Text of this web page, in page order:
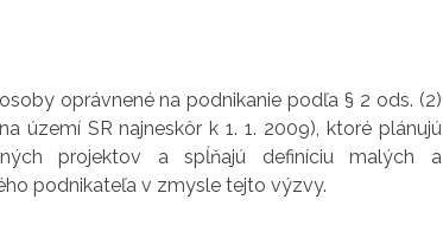
oprávnené na podnikanie podľa § 2 ods. (2)
území SR najneskôr k 1. 1. 2009), ktoré plánujú
projektov a spĺňajú definíciu malých a
podnikateľa v zmysle tejto výzvy.